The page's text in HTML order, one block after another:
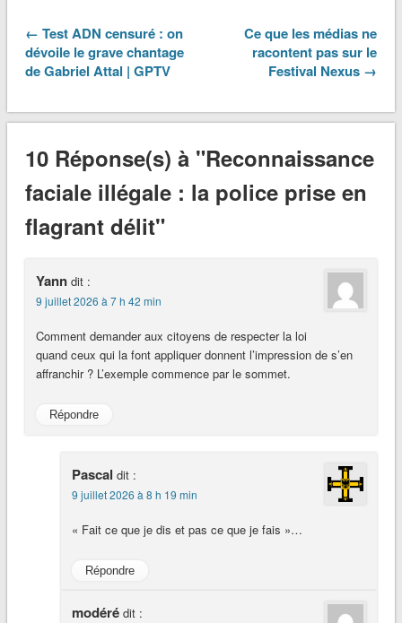
← Test ADN censuré : on
dévoile le grave chantage
de Gabriel Attal | GPTV
Ce que les médias ne
racontent pas sur le
Festival Nexus →
10 Réponse(s) à "Reconnaissance
faciale illégale : la police prise en
flagrant délit"
Yann dit :
9 juillet 2026 à 7 h 42 min
Comment demander aux citoyens de respecter la loi
quand ceux qui la font appliquer donnent l’impression de s’en
affranchir ? L’exemple commence par le sommet.
Répondre
Pascal dit :
9 juillet 2026 à 8 h 19 min
« Fait ce que je dis et pas ce que je fais »…
Répondre
modéré dit :